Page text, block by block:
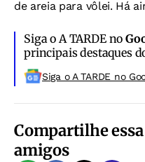
de areia para vôlei. Há
Siga o A TARDE no
principais destaques
Siga o A TARDE no
Compartilhe
amigos